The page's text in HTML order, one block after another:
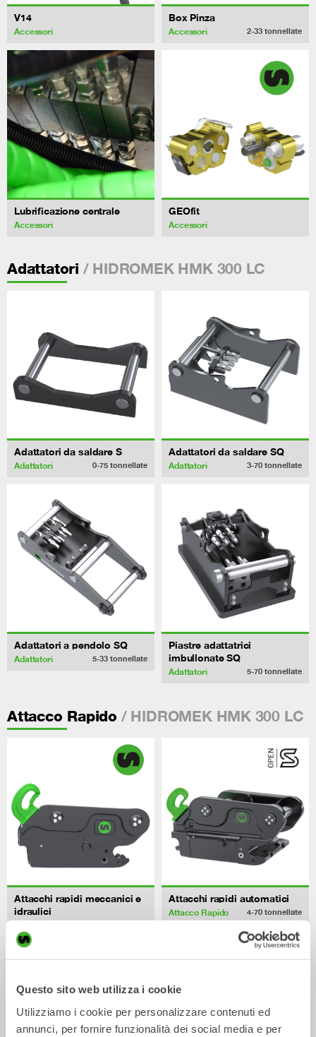
Questo sito web utilizza i cookie
Utilizziamo i cookie per personalizzare contenuti ed
annunci, per fornire funzionalità dei social media e per
V14
Accessori
Box Pinza
Accessori 2-33 tonnellate
Lubrificazione centrale
Accessori
GEOfit
Accessori
Adattatori / HIDROMEK HMK 300 LC
Adattatori da saldare S
Adattatori 0-75 tonnellate
Adattatori da saldare SQ
Adattatori 3-70 tonnellate
Adattatori a pendolo SQ
Adattatori 5-33 tonnellate
Piastre adattatrici
imbullonate SQ
Adattatori 5-70 tonnellate
Attacco Rapido / HIDROMEK HMK 300 LC
Attacchi rapidi meccanici e
idraulici
Attacchi rapidi automatici
Attacco Rapido 4-70 tonnellate
300 LC